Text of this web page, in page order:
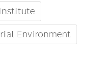
Environment